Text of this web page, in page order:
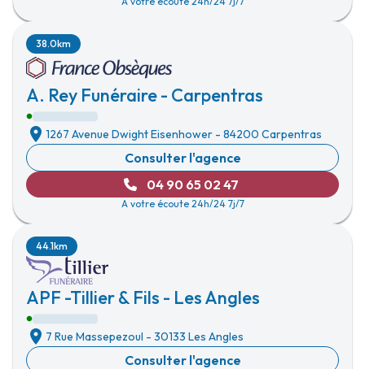
A. Rey Funéraire - Carpentras
38.0km
1267 Avenue Dwight Eisenhower - 84200 Carpentras
Consulter l'agence
04 90 65 02 47
A votre écoute 24h/24 7j/7
APF -Tillier & Fils - Les Angles
44.1km
7 Rue Massepezoul - 30133 Les Angles
Consulter l'agence